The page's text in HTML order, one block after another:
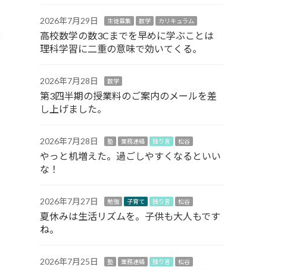
2026年7月29日 生徒募集 数学 カリキュラム
高校数学の数3Cまでを早めに学ぶことは
理科学習に二重の意味で効いてくる。
2026年7月28日 数学
第3四半期の授業料のご案内のメールを差
し上げました。
2026年7月28日 塾 業務連絡 独り言 松谷
やっと机増えた。過ごしやすくなるといい
な！
2026年7月27日 勉強 子育て 独り言 松谷
夏休みは生活リズムを。子供も大人もです
ね。
2026年7月25日 塾 業務連絡 独り言 松谷